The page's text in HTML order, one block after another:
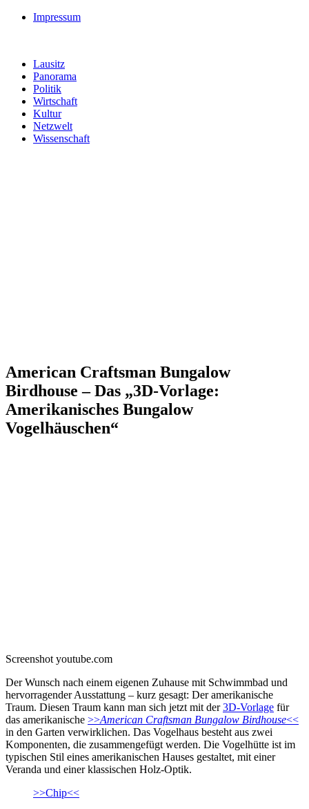
Impressum
Lausitz
Panorama
Politik
Wirtschaft
Kultur
Netzwelt
Wissenschaft
American Craftsman Bungalow
Birdhouse – Das „3D-Vorlage:
Amerikanisches Bungalow
Vogelhäuschen“
Screenshot youtube.com
Der Wunsch nach einem eigenen Zuhause mit Schwimmbad und
hervorragender Ausstattung – kurz gesagt: Der amerikanische
Traum. Diesen Traum kann man sich jetzt mit der3D-Vorlage für
das amerikanische >>American Craftsman Bungalow Birdhouse<<
in den Garten verwirklichen. Das Vogelhaus besteht aus zwei
Komponenten, die zusammengefügt werden. Die Vogelhütte ist im
typischen Stil eines amerikanischen Hauses gestaltet, mit einer
Veranda und einer klassischen Holz-Optik.
>>Chip<<